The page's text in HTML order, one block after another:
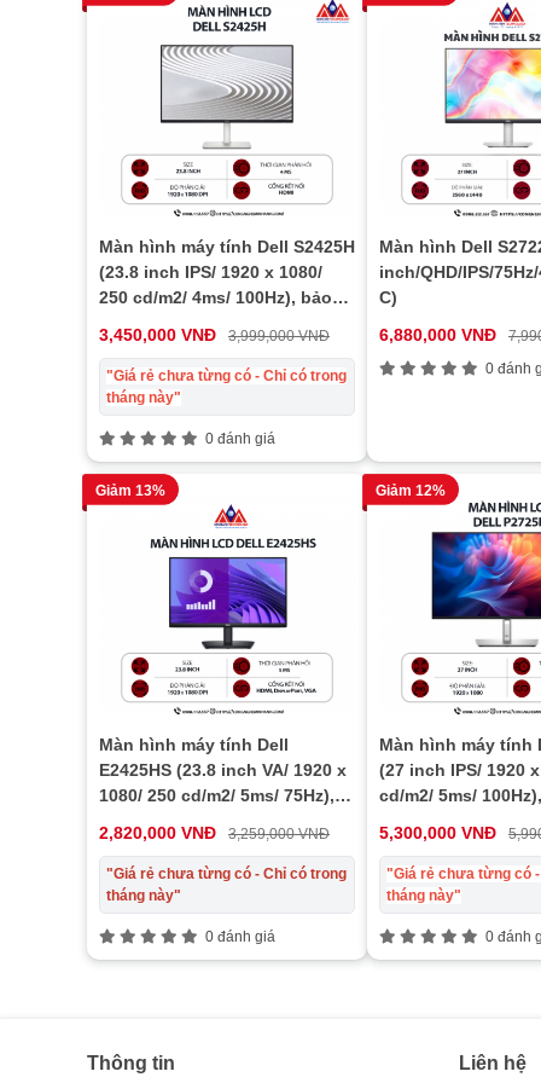
Màn hình máy tính Dell S2425H
(23.8 inch IPS/ 1920 x 1080/
250 cd/m2/ 4ms/ 100Hz), bảo
3,450,000 VNĐ 3,999,000 VNĐ
"Giá rẻ chưa từng có - Chỉ có trong
tháng này"
0 đánh giá
Màn hình Dell
inch/QHD/IPS/
C)
6,880,000 VNĐ
0 đánh
Giảm 13%
Màn hình máy tính Dell
E2425HS (23.8 inch VA/ 1920 x
1080/ 250 cd/m2/ 5ms/ 75Hz),
2,820,000 VNĐ 3,259,000 VNĐ
"Giá rẻ chưa từng có - Chỉ có trong
tháng này"
0 đánh giá
Giảm 12%
Màn hình máy tính
(27 inch IPS/ 1920
cd/m2/ 5ms/
5,300,000 VNĐ
"Giá rẻ chưa từng có
tháng này"
0 đánh
Thông tin Liên hệ